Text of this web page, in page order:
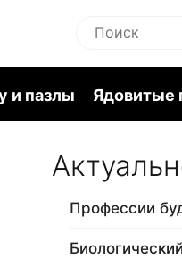
и пазлы Ядовитые
Профессии